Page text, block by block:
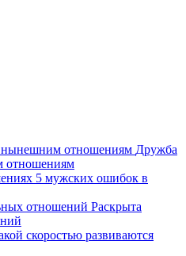
Дружба
отношениям
5 мужских ошибок в
Раскрыта